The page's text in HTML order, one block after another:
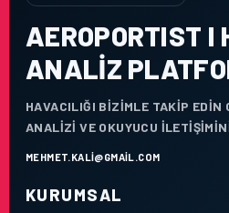
AEROPORTIST I
ANALIZ
HAVACILIĞI BIZIMLE TAKIP EDIN
ANALIZI VE OKUYUCU
MEHMET.KALI@GMAIL.COM
KURUMSAL